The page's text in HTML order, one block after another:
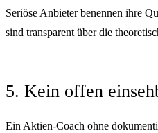
Seriöse Anbieter benennen ihre
sind transparent über die
5. Kein offen
Ein Aktien-Coach ohne